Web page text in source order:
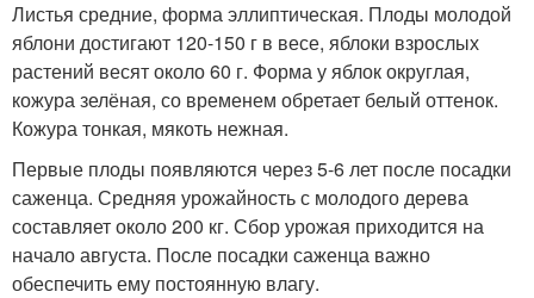
Листья средние, форма эллиптическая. Плоды молодой
яблони достигают 120-150 г в весе, яблоки взрослых
растений весят около 60 г. Форма у яблок округлая,
кожура зелёная, со временем обретает белый оттенок.
Кожура тонкая, мякоть нежная.
Первые плоды появляются через 5-6 лет после посадки
саженца. Средняя урожайность с молодого дерева
составляет около 200 кг. Сбор урожая приходится на
начало августа. После посадки саженца важно
обеспечить ему постоянную влагу.